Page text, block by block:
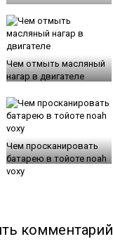
Чем отмыть масляный
нагар в двигателе
Чем просканировать
батарею в тойоте noah
voxy
комментарий